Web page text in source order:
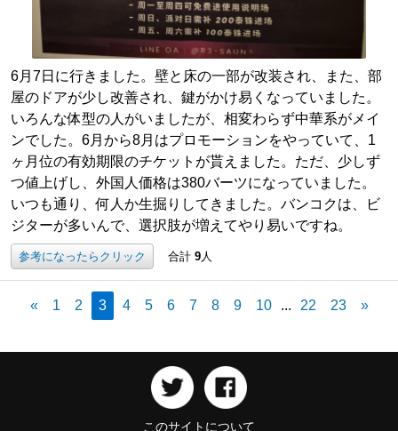
6月7日に行きました。壁と床の一部が改装され、また、部
屋のドアが少し改善され、鍵がかけ易くなっていました。
いろんな体型の人がいましたが、相変わらず中華系がメイ
ンでした。6月から8月はプロモーションをやっていて、1
ヶ月位の有効期限のチケットが貰えました。ただ、少しず
つ値上げし、外国人価格は380バーツになっていました。
いつも通り、何人か生掘りしてきました。バンコクは、ビ
ジターが多いんで、選択肢が増えてやり易いですね。
参考になったらクリック 合計 9 人
« 1 2 3 4 5 6 7 8 9 10 ... 22 23 »
このサイトについて